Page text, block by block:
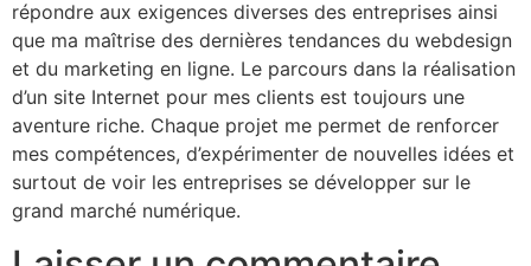
répondre aux exigences diverses des entreprises ainsi
que ma maîtrise des dernières tendances du webdesign
et du marketing en ligne. Le parcours dans la réalisation
d’un site Internet pour mes clients est toujours une
aventure riche. Chaque projet me permet de renforcer
mes compétences, d’expérimenter de nouvelles idées et
surtout de voir les entreprises se développer sur le
grand marché numérique.